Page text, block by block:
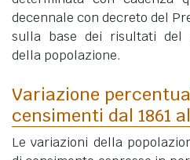
decennale con decreto del
sulla base dei risultati del
della popolazione.
Variazione
censimenti dal 1861
Le variazioni della